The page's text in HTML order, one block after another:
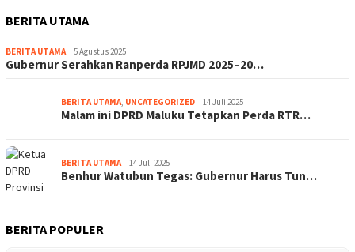
BERITA UTAMA
BERITA UTAMA 5 Agustus 2025
Gubernur Serahkan Ranperda RPJMD 2025–20…
BERITA UTAMA, UNCATEGORIZED 14 Juli 2025
Malam ini DPRD Maluku Tetapkan Perda RTR…
BERITA UTAMA 14 Juli 2025
Benhur Watubun Tegas: Gubernur Harus Tun…
BERITA POPULER